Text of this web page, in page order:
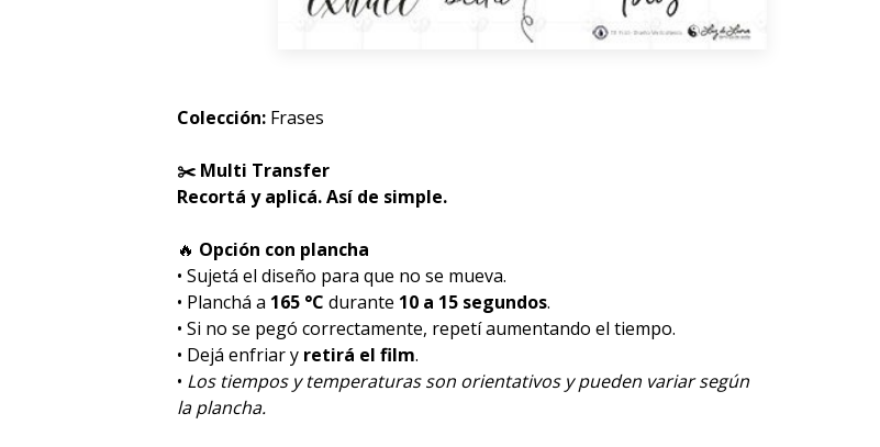
Colección: Frases
✂️ Multi Transfer
Recortá y aplicá. Así de simple.
🔥 Opción con plancha
• Sujetá el diseño para que no se mueva.
• Planchá a 165 °C durante 10 a 15 segundos.
• Si no se pegó correctamente, repetí aumentando el tiempo.
• Dejá enfriar y retirá el film.
• Los tiempos y temperaturas son orientativos y pueden variar según
la plancha.